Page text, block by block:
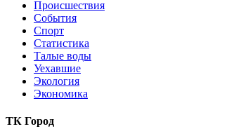
Происшествия
События
Спорт
Статистика
Талые воды
Уехавшие
Экология
Экономика
ТК Город